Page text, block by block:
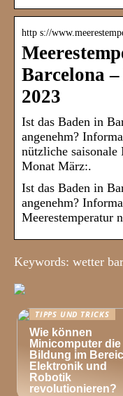
http s://
Barcelona
2023
Ist das Baden in
angenehm?
nützliche
Monat März:.
Ist das Baden in
angenehm?
Meerestemperatur
Keywords: wetter
TIPPS UND TRICKS
Wie können
Minicomputer die
Bildung im
Elektronik und
Robotik
revolutionieren?